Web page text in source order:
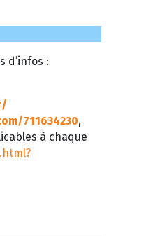
d’infos :
711634230,
à chaque